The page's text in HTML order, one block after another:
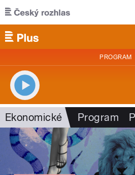
Přejít k hlavnímu obsahu
PROGRAM
Ekonomické Program